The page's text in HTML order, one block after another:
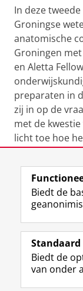
In deze
Groningse
anatomische
Groningen
en Aletta Fellow
preparaten in
zij in op de
met de kwestie
licht toe hoe
tegenwoordig
anatomische
technische
Meer info en
Deel dit
Biedt de
Standaard
Biedt de
van onder